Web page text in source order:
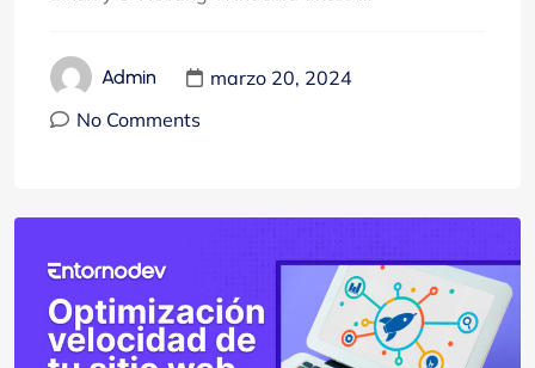
Admin
marzo 20, 2024
No Comments